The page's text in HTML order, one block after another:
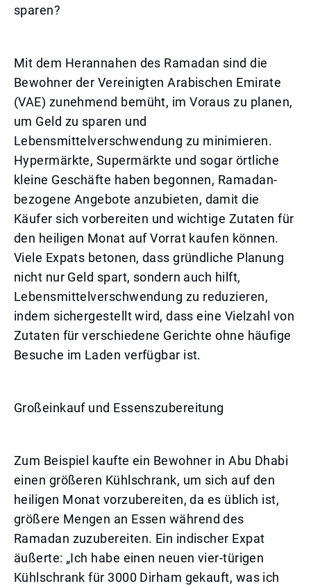
sparen?
Mit dem Herannahen des Ramadan sind die
Bewohner der Vereinigten Arabischen Emirate
(VAE) zunehmend bemüht, im Voraus zu planen,
um Geld zu sparen und
Lebensmittelverschwendung zu minimieren.
Hypermärkte, Supermärkte und sogar örtliche
kleine Geschäfte haben begonnen, Ramadan-
bezogene Angebote anzubieten, damit die
Käufer sich vorbereiten und wichtige Zutaten für
den heiligen Monat auf Vorrat kaufen können.
Viele Expats betonen, dass gründliche Planung
nicht nur Geld spart, sondern auch hilft,
Lebensmittelverschwendung zu reduzieren,
indem sichergestellt wird, dass eine Vielzahl von
Zutaten für verschiedene Gerichte ohne häufige
Besuche im Laden verfügbar ist.
Großeinkauf und Essenszubereitung
Zum Beispiel kaufte ein Bewohner in Abu Dhabi
einen größeren Kühlschrank, um sich auf den
heiligen Monat vorzubereiten, da es üblich ist,
größere Mengen an Essen während des
Ramadan zuzubereiten. Ein indischer Expat
äußerte: „Ich habe einen neuen vier-türigen
Kühlschrank für 3000 Dirham gekauft, was ich